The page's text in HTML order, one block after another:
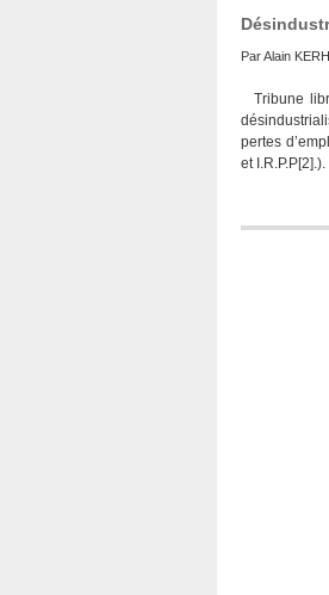
ParAlain
Tribune
pertes
et